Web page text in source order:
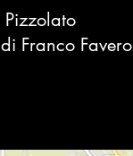
Franco Favero